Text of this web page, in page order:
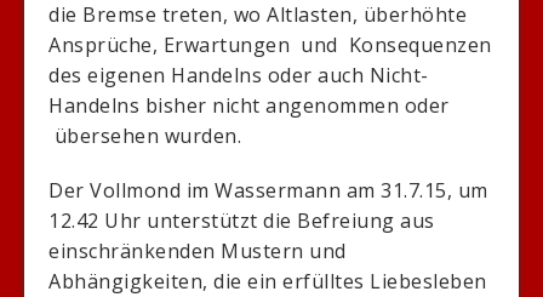
die Bremse treten, wo Altlasten, überhöhte
Ansprüche, Erwartungen und Konsequenzen
des eigenen Handelns oder auch Nicht-
Handelns bisher nicht angenommen oder
übersehen wurden.
Der Vollmond im Wassermann am 31.7.15, um
12.42 Uhr unterstützt die Befreiung aus
einschränkenden Mustern und
Abhängigkeiten, die ein erfülltes Liebesleben